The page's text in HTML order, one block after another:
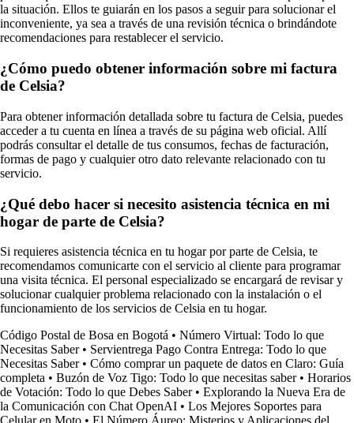
la situación. Ellos te guiarán en los pasos a seguir para solucionar el
inconveniente, ya sea a través de una revisión técnica o brindándote
recomendaciones para restablecer el servicio.
¿Cómo puedo obtener información sobre mi factura
de Celsia?
Para obtener información detallada sobre tu factura de Celsia, puedes
acceder a tu cuenta en línea a través de su página web oficial. Allí
podrás consultar el detalle de tus consumos, fechas de facturación,
formas de pago y cualquier otro dato relevante relacionado con tu
servicio.
¿Qué debo hacer si necesito asistencia técnica en mi
hogar de parte de Celsia?
Si requieres asistencia técnica en tu hogar por parte de Celsia, te
recomendamos comunicarte con el servicio al cliente para programar
una visita técnica. El personal especializado se encargará de revisar y
solucionar cualquier problema relacionado con la instalación o el
funcionamiento de los servicios de Celsia en tu hogar.
Código Postal de Bosa en Bogotá • Número Virtual: Todo lo que
Necesitas Saber• Servientrega Pago Contra Entrega: Todo lo que
Necesitas Saber• Cómo comprar un paquete de datos en Claro: Guía
completa • Buzón de Voz Tigo: Todo lo que necesitas saber• Horarios
de Votación: Todo lo que Debes Saber• Explorando la Nueva Era de
la Comunicación con Chat OpenAI • Los Mejores Soportes para